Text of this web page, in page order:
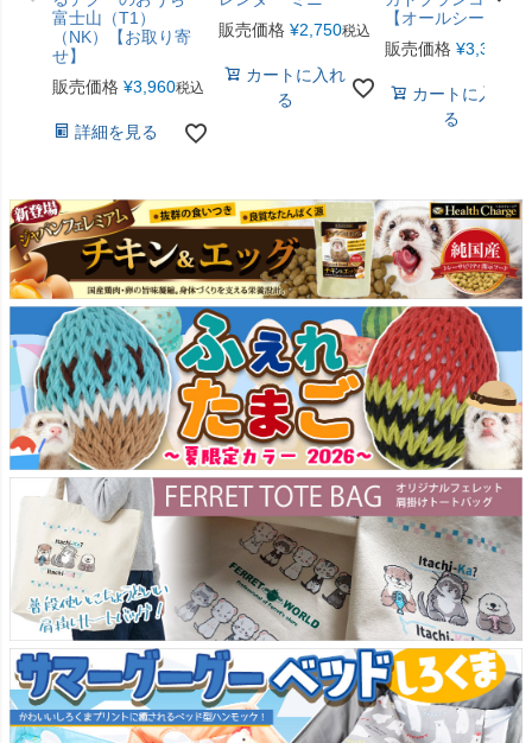
富士山（T1）
（NK）【お取り寄
せ】
販売価格 ¥3,960税込
詳細を見る
販売価格 ¥2,750税込
カートに入れ
る
【オールシーズン
販売価格 ¥3,300
カートに入れ
る